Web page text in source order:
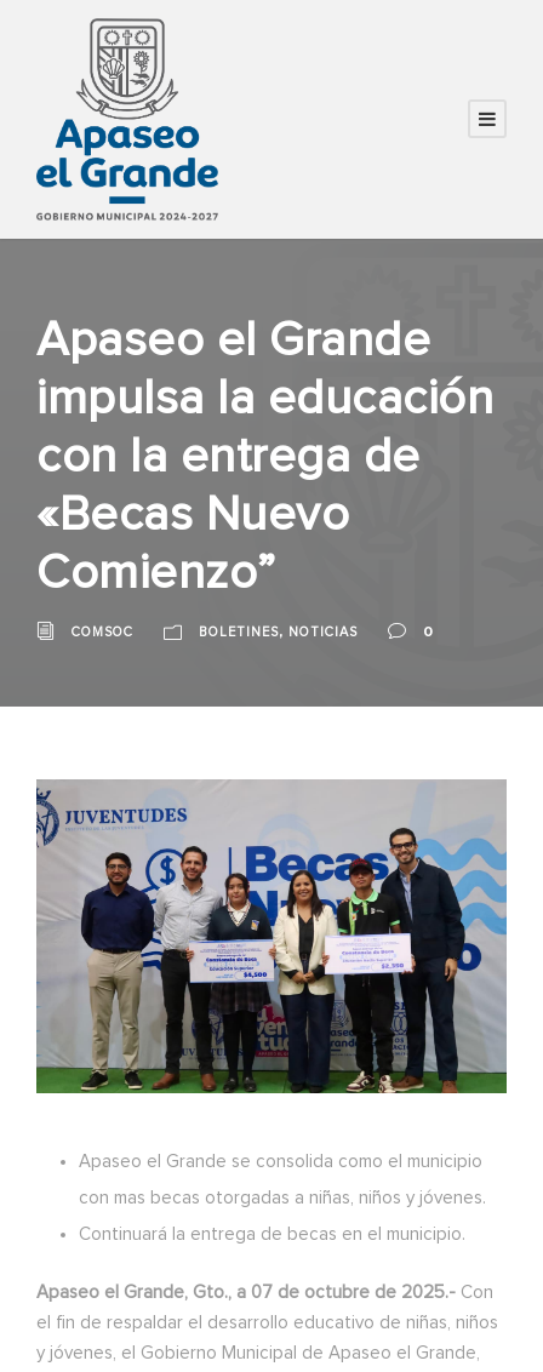
Apaseo el Grande
impulsa la educación
con la entrega de
«Becas Nuevo
Comienzo”
COMSOC BOLETINES, NOTICIAS 0
Apaseo el Grande se consolida como el municipio
con mas becas otorgadas a niñas, niños y jóvenes.
Continuará la entrega de becas en el municipio.
Apaseo el Grande, Gto., a 07 de octubre de 2025.- Con
el fin de respaldar el desarrollo educativo de niñas, niños
y jóvenes, el Gobierno Municipal de Apaseo el Grande,